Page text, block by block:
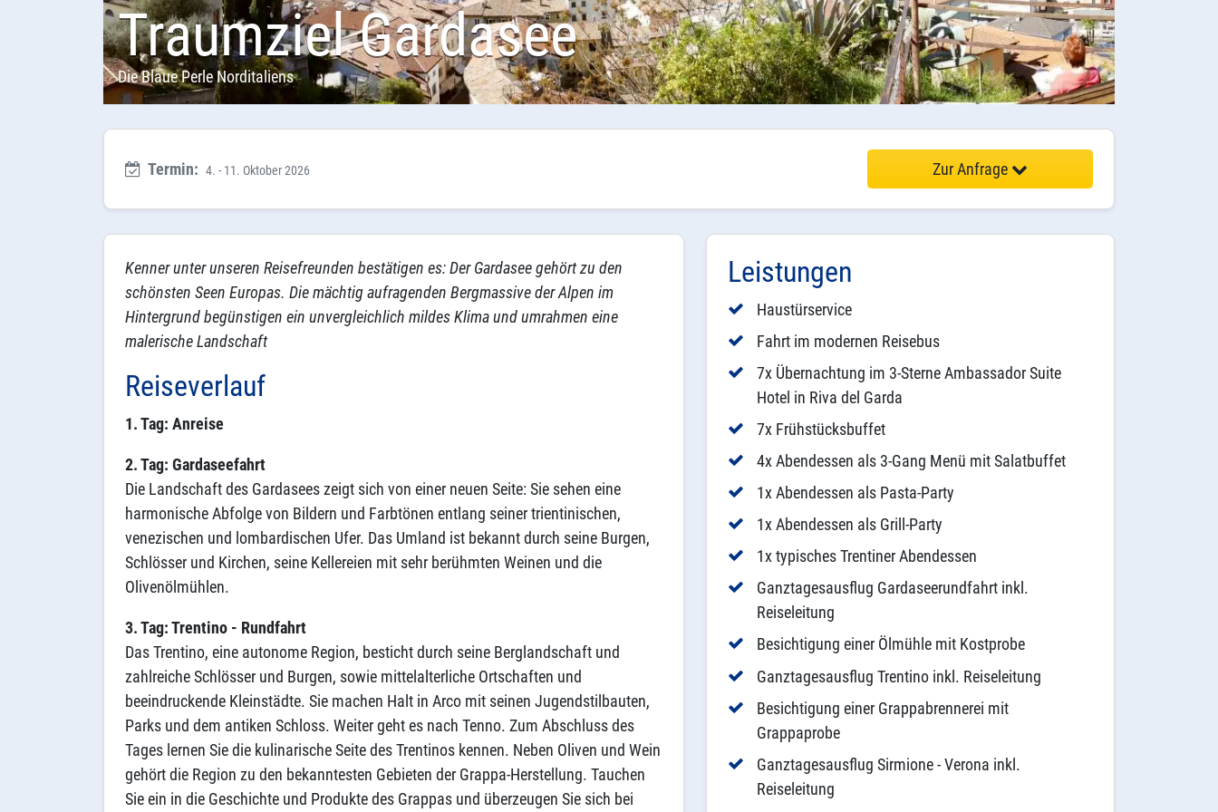
Traumziel Gardasee
Die Blaue Perle Norditaliens
Termin: 4. - 11. Oktober 2026 Zur Anfrage
Kenner unter unseren Reisefreunden bestätigen es: Der Gardasee gehört zu den
schönsten Seen Europas. Die mächtig aufragenden Bergmassive der Alpen im
Hintergrund begünstigen ein unvergleichlich mildes Klima und umrahmen eine
malerische Landschaft
Reiseverlauf
1. Tag: Anreise
2. Tag: Gardaseefahrt
Die Landschaft des Gardasees zeigt sich von einer neuen Seite: Sie sehen eine
harmonische Abfolge von Bildern und Farbtönen entlang seiner trientinischen,
venezischen und lombardischen Ufer. Das Umland ist bekannt durch seine Burgen,
Schlösser und Kirchen, seine Kellereien mit sehr berühmten Weinen und die
Olivenölmühlen.
3. Tag: Trentino - Rundfahrt
Das Trentino, eine autonome Region, besticht durch seine Berglandschaft und
zahlreiche Schlösser und Burgen, sowie mittelalterliche Ortschaften und
beeindruckende Kleinstädte. Sie machen Halt in Arco mit seinen Jugendstilbauten,
Parks und dem antiken Schloss. Weiter geht es nach Tenno. Zum Abschluss des
Tages lernen Sie die kulinarische Seite des Trentinos kennen. Neben Oliven und Wein
gehört die Region zu den bekanntesten Gebieten der Grappa-Herstellung. Tauchen
Sie ein in die Geschichte und Produkte des Grappas und überzeugen Sie sich bei
Leistungen
Haustürservice
Fahrt im modernen Reisebus
7x Übernachtung im 3-Sterne Ambassador Suite
Hotel in Riva del Garda
7x Frühstücksbuffet
4x Abendessen als 3-Gang Menü mit Salatbuffet
1x Abendessen als Pasta-Party
1x Abendessen als Grill-Party
1x typisches Trentiner Abendessen
Ganztagesausflug Gardaseerundfahrt inkl.
Reiseleitung
Besichtigung einer Ölmühle mit Kostprobe
Ganztagesausflug Trentino inkl. Reiseleitung
Besichtigung einer Grappabrennerei mit
Grappaprobe
Ganztagesausflug Sirmione - Verona inkl.
Reiseleitung